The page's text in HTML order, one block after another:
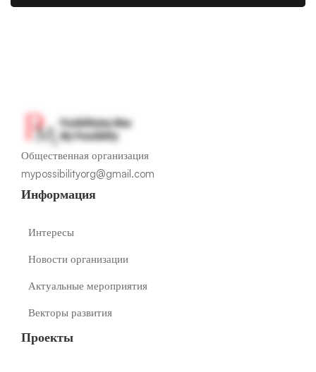
Общественная организация
mypossibilityorg@gmail.com
Информация
Интересы
Новости организации
Актуальные мероприятия
Векторы развития
Проекты